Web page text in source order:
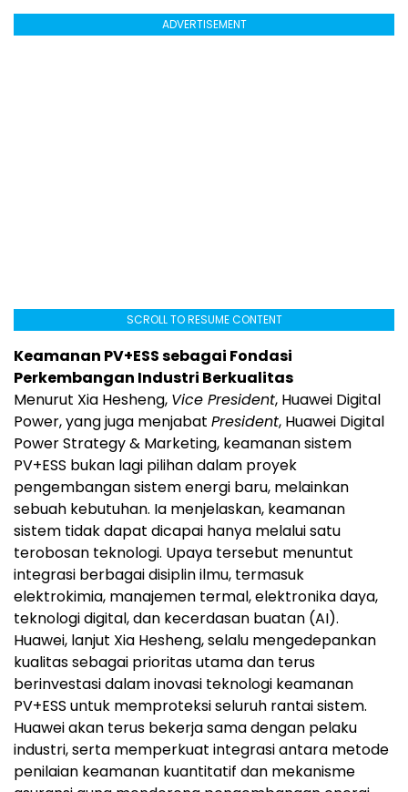
ADVERTISEMENT
SCROLL TO RESUME CONTENT
Keamanan PV+ESS sebagai Fondasi
Perkembangan Industri Berkualitas
Menurut Xia Hesheng, Vice President, Huawei Digital
Power, yang juga menjabat President, Huawei Digital
Power Strategy & Marketing, keamanan sistem
PV+ESS bukan lagi pilihan dalam proyek
pengembangan sistem energi baru, melainkan
sebuah kebutuhan. Ia menjelaskan, keamanan
sistem tidak dapat dicapai hanya melalui satu
terobosan teknologi. Upaya tersebut menuntut
integrasi berbagai disiplin ilmu, termasuk
elektrokimia, manajemen termal, elektronika daya,
teknologi digital, dan kecerdasan buatan (AI).
Huawei, lanjut Xia Hesheng, selalu mengedepankan
kualitas sebagai prioritas utama dan terus
berinvestasi dalam inovasi teknologi keamanan
PV+ESS untuk memproteksi seluruh rantai sistem.
Huawei akan terus bekerja sama dengan pelaku
industri, serta memperkuat integrasi antara metode
penilaian keamanan kuantitatif dan mekanisme